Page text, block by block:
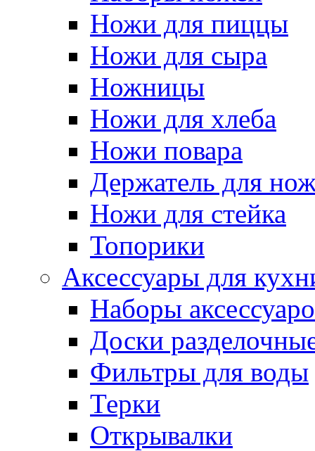
Ножи для пиццы
Ножи для сыра
Ножницы
Ножи для хлеба
Ножи повара
Держатель для
Ножи для стейка
Топорики
Аксессуары для
Наборы
Доски
Фильтры для воды
Терки
Открывалки